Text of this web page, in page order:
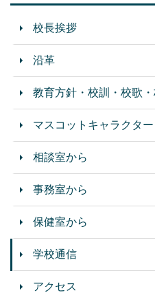
校長挨拶
沿革
教育方針・校訓・校歌
マスコットキャラクター
相談室から
事務室から
保健室から
学校通信
アクセス